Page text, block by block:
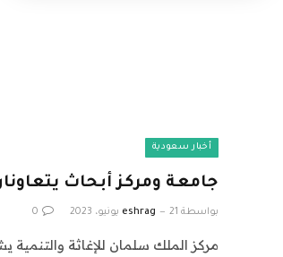
أخبار سعودية
جامعة ومركز أبحاث
بواسطة eshrag 21 يونيو، 2023 0
مركز الملك سلمان للإغاثة